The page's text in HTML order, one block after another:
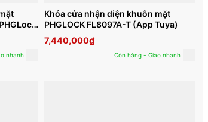
nhanh
Khóa cửa nhận diện khuôn mặt
PHGLOCK FL8097A-T (App Tuya)
7,440,000₫
Còn hàng - Giao nhanh